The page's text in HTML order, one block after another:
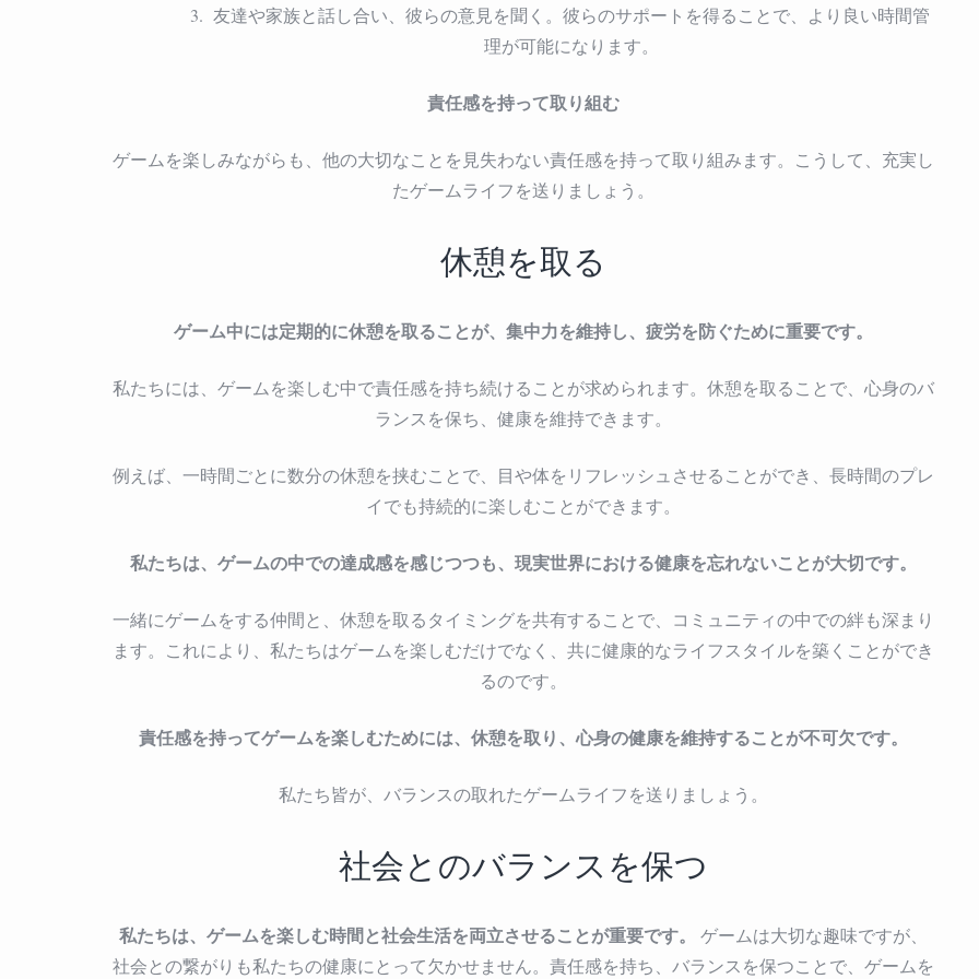
友達や家族と話し合い、彼らの意見を聞く。彼らのサポートを得ることで、より良い時間管
理が可能になります。
責任感を持って取り組む
ゲームを楽しみながらも、他の大切なことを見失わない責任感を持って取り組みます。こうして、充実し
たゲームライフを送りましょう。
休憩を取る
ゲーム中には定期的に休憩を取ることが、集中力を維持し、疲労を防ぐために重要です。
私たちには、ゲームを楽しむ中で責任感を持ち続けることが求められます。休憩を取ることで、心身のバ
ランスを保ち、健康を維持できます。
例えば、一時間ごとに数分の休憩を挟むことで、目や体をリフレッシュさせることができ、長時間のプレ
イでも持続的に楽しむことができます。
私たちは、ゲームの中での達成感を感じつつも、現実世界における健康を忘れないことが大切です。
一緒にゲームをする仲間と、休憩を取るタイミングを共有することで、コミュニティの中での絆も深まり
ます。これにより、私たちはゲームを楽しむだけでなく、共に健康的なライフスタイルを築くことができ
るのです。
責任感を持ってゲームを楽しむためには、休憩を取り、心身の健康を維持することが不可欠です。
私たち皆が、バランスの取れたゲームライフを送りましょう。
社会とのバランスを保つ
私たちは、ゲームを楽しむ時間と社会生活を両立させることが重要です。
ゲームは大切な趣味ですが、
社会との繋がりも私たちの健康にとって欠かせません。責任感を持ち、バランスを保つことで、ゲームを